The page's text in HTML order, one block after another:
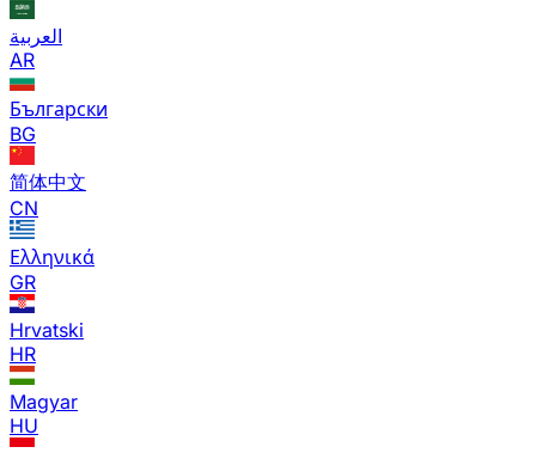
العربية
AR
Български
BG
简体中文
CN
Ελληνικά
GR
Hrvatski
HR
Magyar
HU